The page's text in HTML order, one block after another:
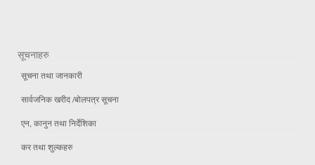
सूचनाहरु
सूचना तथा जानकारी
सार्वजनिक खरीद /बोलपत्र सूचना
एन, कानुन तथा निर्देशिका
कर तथा शुल्कहरु